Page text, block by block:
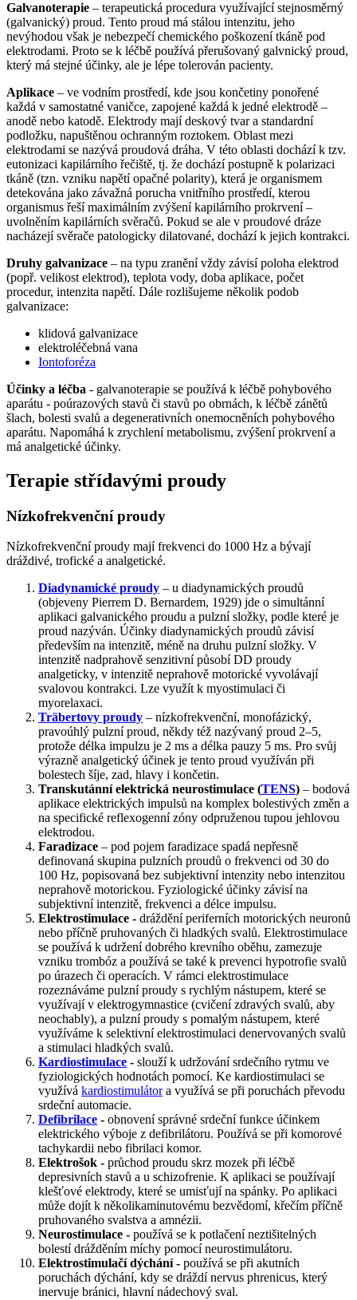
Galvanoterapie – terapeutická procedura využívající stejnosměrný
(galvanický) proud. Tento proud má stálou intenzitu, jeho
nevýhodou však je nebezpečí chemického poškození tkáně pod
elektrodami. Proto se k léčbě používá přerušovaný galvnický proud,
který má stejné účinky, ale je lépe tolerován pacienty.
Aplikace – ve vodním prostředí, kde jsou končetiny ponořené
každá v samostatné vaničce, zapojené každá k jedné elektrodě –
anodě nebo katodě. Elektrody mají deskový tvar a standardní
podložku, napuštěnou ochranným roztokem. Oblast mezi
elektrodami se nazývá proudová dráha. V této oblasti dochází k tzv.
eutonizaci kapilárního řečiště, tj. že dochází postupně k polarizaci
tkáně (tzn. vzniku napětí opačné polarity), která je organismem
detekována jako závažná porucha vnitřního prostředí, kterou
organismus řeší maximálním zvýšení kapilárního prokrvení –
uvolněním kapilárních svěračů. Pokud se ale v proudové dráze
nacházejí svěrače patologicky dilatované, dochází k jejich kontrakci.
Druhy galvanizace – na typu zranění vždy závisí poloha elektrod
(popř. velikost elektrod), teplota vody, doba aplikace, počet
procedur, intenzita napětí. Dále rozlišujeme několik podob
galvanizace:
klidová galvanizace
elektroléčebná vana
Iontoforéza
Účinky a léčba - galvanoterapie se používá k léčbě pohybového
aparátu - poúrazových stavů či stavů po obrnách, k léčbě zánětů
šlach, bolesti svalů a degenerativních onemocněních pohybového
aparátu. Napomáhá k zrychlení metabolismu, zvýšení prokrvení a
má analgetické účinky.
Terapie střídavými proudy
Nízkofrekvenční proudy
Nízkofrekvenční proudy mají frekvenci do 1000 Hz a bývají
dráždivé, trofické a analgetické.
Diadynamické proudy – u diadynamických proudů
(objeveny Pierrem D. Bernardem, 1929) jde o simultánní
aplikaci galvanického proudu a pulzní složky, podle které je
proud nazýván. Účinky diadynamických proudů závisí
především na intenzitě, méně na druhu pulzní složky. V
intenzitě nadprahově senzitivní působí DD proudy
analgeticky, v intenzitě neprahově motorické vyvolávají
svalovou kontrakci. Lze využít k myostimulaci či
myorelaxaci.
Träbertovy proudy – nízkofrekvenční, monofázický,
pravoúhlý pulzní proud, někdy též nazývaný proud 2–5,
protože délka impulzu je 2 ms a délka pauzy 5 ms. Pro svůj
výrazně analgetický účinek je tento proud využíván při
bolestech šíje, zad, hlavy i končetin.
Transkutánní elektrická neurostimulace (TENS) – bodová
aplikace elektrických impulsů na komplex bolestivých změn a
na specifické reflexogenní zóny odpruženou tupou jehlovou
elektrodou.
Faradizace – pod pojem faradizace spadá nepřesně
definovaná skupina pulzních proudů o frekvenci od 30 do
100 Hz, popisovaná bez subjektivní intenzity nebo intenzitou
neprahově motorickou. Fyziologické účinky závisí na
subjektivní intenzitě, frekvenci a délce impulsu.
Elektrostimulace - dráždění periferních motorických neuronů
nebo příčně pruhovaných či hladkých svalů. Elektrostimulace
se používá k udržení dobrého krevního oběhu, zamezuje
vzniku trombóz a používá se také k prevenci hypotrofie svalů
po úrazech či operacích. V rámci elektrostimulace
rozeznáváme pulzní proudy s rychlým nástupem, které se
využívají v elektrogymnastice (cvičení zdravých svalů, aby
neochably), a pulzní proudy s pomalým nástupem, které
využíváme k selektivní elektrostimulaci denervovaných svalů
a stimulaci hladkých svalů.
Kardiostimulace - slouží k udržování srdečního rytmu ve
fyziologických hodnotách pomocí. Ke kardiostimulaci se
využívá kardiostimulátora využívá se při poruchách převodu
srdeční automacie.
Defibrilace - obnovení správné srdeční funkce účinkem
elektrického výboje z defibrilátoru. Používá se při komorové
tachykardii nebo fibrilaci komor.
Elektrošok - průchod proudu skrz mozek při léčbě
depresivních stavů a u schizofrenie. K aplikaci se používají
klešťové elektrody, které se umisťují na spánky. Po aplikaci
může dojít k několikaminutovému bezvědomí, křečím příčně
pruhovaného svalstva a amnézii.
Neurostimulace - používá se k potlačení neztišitelných
bolestí drážděním míchy pomocí neurostimulátoru.
Elektrostimulačí dýchání - používá se při akutních
poruchách dýchání, kdy se dráždí nervus phrenicus, který
inervuje bránici, hlavní nádechový sval.